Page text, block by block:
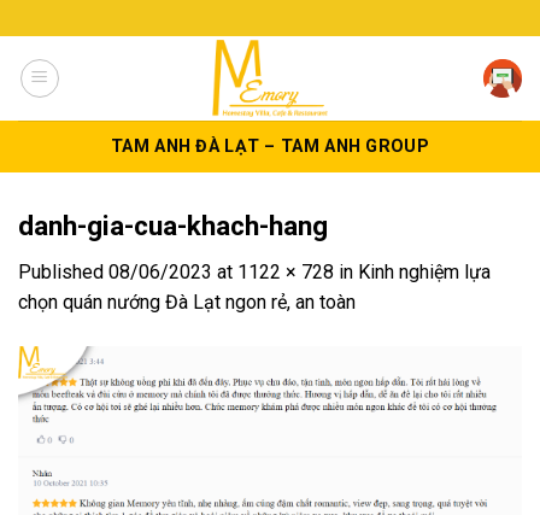
to
content
TAM ANH ĐÀ LẠT – TAM ANH GROUP
danh-gia-cua-khach-hang
Published 08/06/2023 at 1122 × 728 in Kinh nghiệm lựa
chọn quán nướng Đà Lạt ngon rẻ, an toàn